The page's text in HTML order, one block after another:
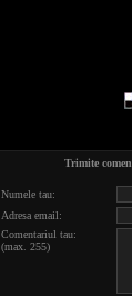
Trimite
Numele tau:
Adresa email:
Comentariul tau:
(max. 255)